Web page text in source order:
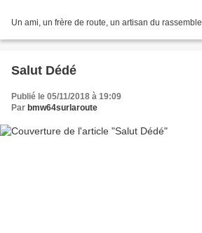
Un ami, un frère de route, un artisan du
Salut Dédé
Publié le 05/11/2018 à 19:09
Par bmw64surlaroute